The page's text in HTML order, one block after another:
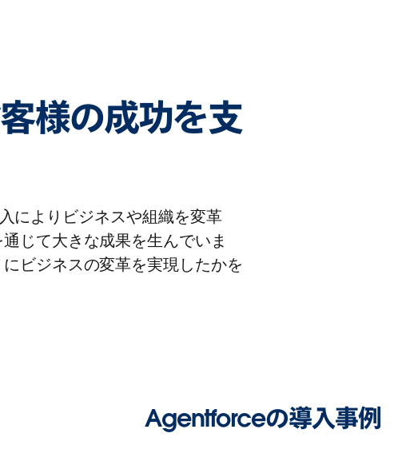
様の成功を支
によりビジネスや組織を変革
じて大きな成果を生んでいま
ビジネスの変革を実現したかを
Agentforceの導入事例